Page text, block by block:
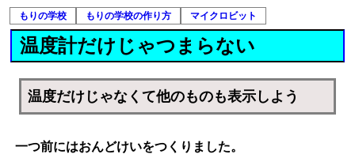
もりの学校 もりの学校の作り方 マイクロビット
温度計だけじゃつまらない
温度だけじゃなくて他のものも表示しよう
一つ前にはおんどけいをつくりました。